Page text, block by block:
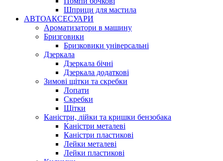
Шприци для мастила
АВТОАКСЕСУАРИ
Ароматизатори в машину
Бризговики
Бризковики універсальні
Дзеркала
Дзеркала бічні
Дзеркала додаткові
Зимові щітки та скребки
Лопати
Скребки
Щітки
Каністри, лійки та кришки бензобака
Каністри металеві
Каністри пластикові
Лейки металеві
Лейки пластикові